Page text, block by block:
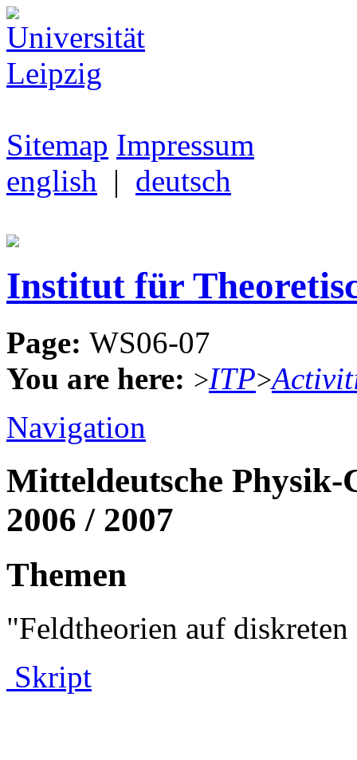
Sitemap Impressum
english | deutsch
Institut für
Page: WS06-07
You are here: >ITP>
Navigation
Mitteldeutsche Physik-
2006 / 2007
Themen
"Feldtheorien auf
Skript